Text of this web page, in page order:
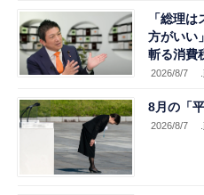
「総理
方がいい
斬る消費
2026/8/7
8月の「
2026/8/7